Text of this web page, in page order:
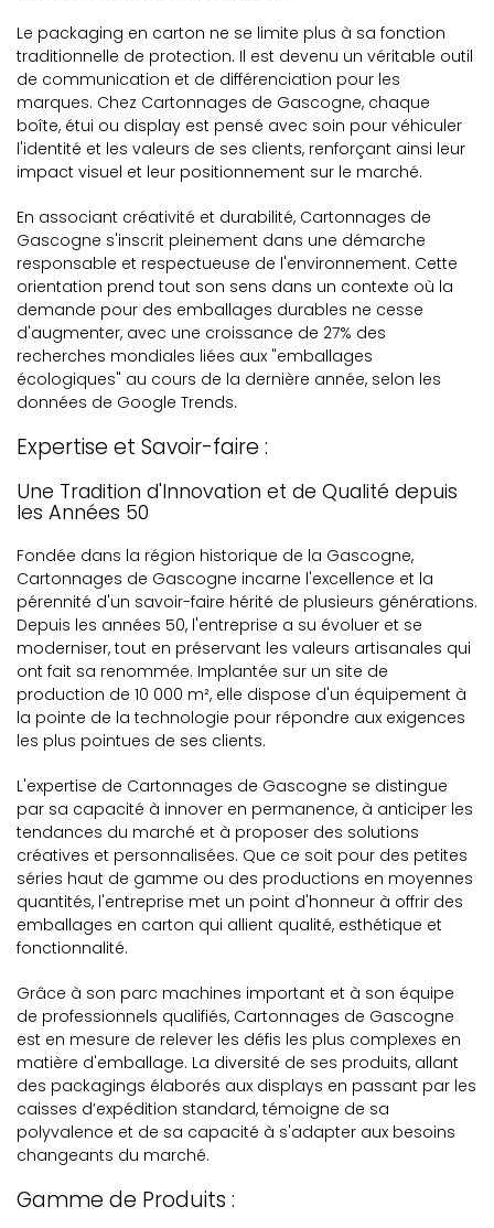
Le packaging en carton ne se limite plus à sa fonction
traditionnelle de protection. Il est devenu un véritable outil
de communication et de différenciation pour les
marques. Chez Cartonnages de Gascogne, chaque
boîte, étui ou display est pensé avec soin pour véhiculer
l'identité et les valeurs de ses clients, renforçant ainsi leur
impact visuel et leur positionnement sur le marché.
En associant créativité et durabilité, Cartonnages de
Gascogne s'inscrit pleinement dans une démarche
responsable et respectueuse de l'environnement. Cette
orientation prend tout son sens dans un contexte où la
demande pour des emballages durables ne cesse
d'augmenter, avec une croissance de 27% des
recherches mondiales liées aux "emballages
écologiques" au cours de la dernière année, selon les
données de Google Trends.
Expertise et Savoir-faire :
Une Tradition d'Innovation et de Qualité depuis
les Années 50
Fondée dans la région historique de la Gascogne,
Cartonnages de Gascogne incarne l'excellence et la
pérennité d'un savoir-faire hérité de plusieurs générations.
Depuis les années 50, l'entreprise a su évoluer et se
moderniser, tout en préservant les valeurs artisanales qui
ont fait sa renommée. Implantée sur un site de
production de 10 000 m², elle dispose d'un équipement à
la pointe de la technologie pour répondre aux exigences
les plus pointues de ses clients.
L'expertise de Cartonnages de Gascogne se distingue
par sa capacité à innover en permanence, à anticiper les
tendances du marché et à proposer des solutions
créatives et personnalisées. Que ce soit pour des petites
séries haut de gamme ou des productions en moyennes
quantités, l'entreprise met un point d'honneur à offrir des
emballages en carton qui allient qualité, esthétique et
fonctionnalité.
Grâce à son parc machines important et à son équipe
de professionnels qualifiés, Cartonnages de Gascogne
est en mesure de relever les défis les plus complexes en
matière d'emballage. La diversité de ses produits, allant
des packagings élaborés aux displays en passant par les
caisses d’expédition standard, témoigne de sa
polyvalence et de sa capacité à s'adapter aux besoins
changeants du marché.
Gamme de Produits :